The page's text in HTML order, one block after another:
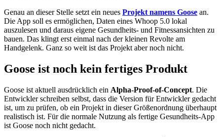
Genau an dieser Stelle setzt ein neues Projekt namens Goose an.
Die App soll es ermöglichen, Daten eines Whoop 5.0 lokal
auszulesen und daraus eigene Gesundheits- und Fitnessansichten zu
bauen. Das klingt erst einmal nach der kleinen Revolte am
Handgelenk. Ganz so weit ist das Projekt aber noch nicht.
Goose ist noch kein fertiges Produkt
Goose ist aktuell ausdrücklich ein Alpha-Proof-of-Concept. Die
Entwickler schreiben selbst, dass die Version für Entwickler gedacht
ist, um zu prüfen, ob ein Projekt in dieser Größenordnung überhaupt
realistisch ist. Für die normale Nutzung als fertige Gesundheits-App
ist Goose noch nicht gedacht.